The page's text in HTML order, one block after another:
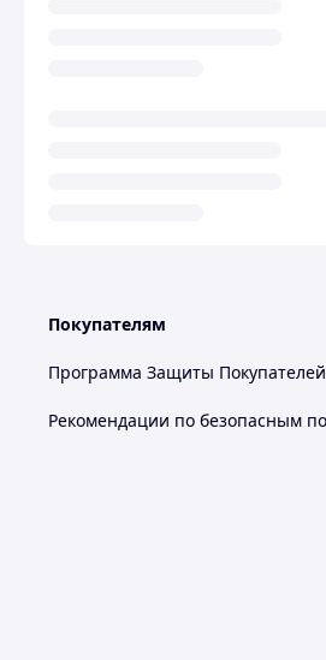
Покупателям
Программа Защиты Покупателей
Рекомендации по безопасным